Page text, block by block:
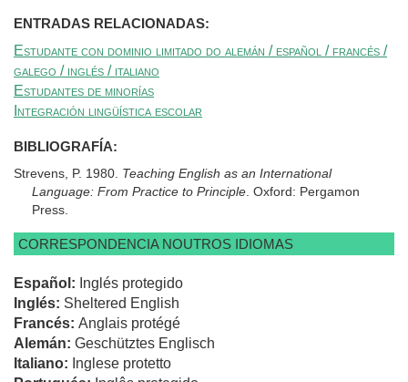
ENTRADAS RELACIONADAS:
Estudante con dominio limitado do alemán / español / francés /
galego / inglés / italiano
Estudantes de minorías
Integración lingüística escolar
BIBLIOGRAFÍA:
Strevens, P. 1980. Teaching English as an International
Language: From Practice to Principle . Oxford: Pergamon
Press.
CORRESPONDENCIA NOUTROS IDIOMAS
Español: Inglés protegido
Inglés: Sheltered English
Francés: Anglais protégé
Alemán: Geschütztes Englisch
Italiano: Inglese protetto